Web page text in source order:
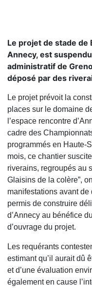
Le projet de stade de
Annecy, est
administratif de
déposé par des
Le projet prévoit la
places sur le domaine
l’espace rencontre
cadre des
programmés en Haute-
mois, ce chantier
riverains, regroupés au
Glaisins de la colère”,
manifestations avant
permis de construire
d’Annecy au bénéfice
d’ouvrage du projet.
Les requérants
estimant qu’il aurait dû
et d’une évaluation
également en cause